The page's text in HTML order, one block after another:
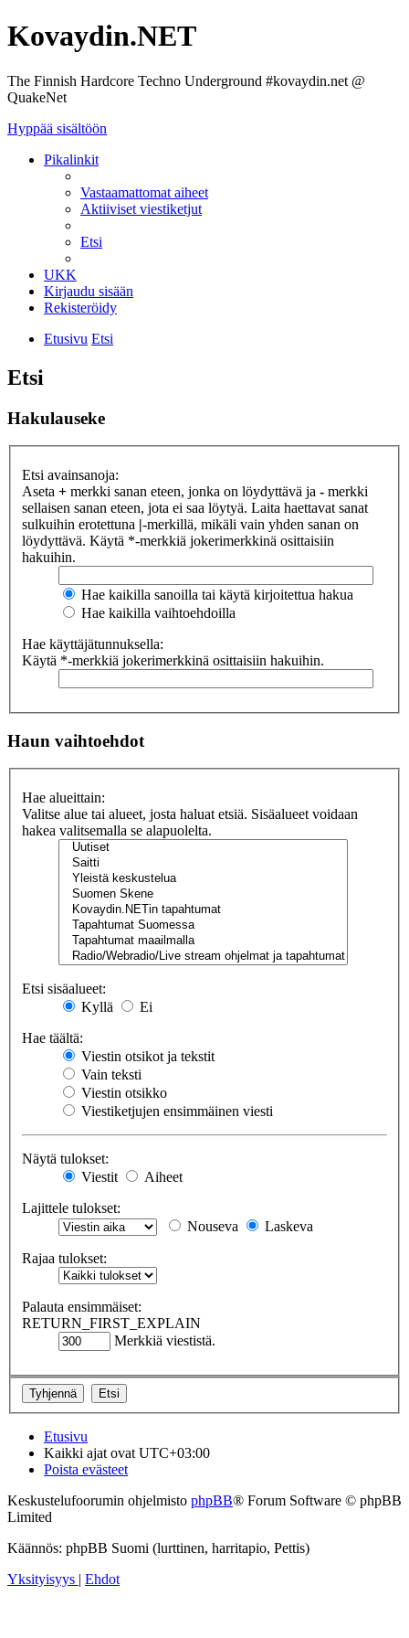
Kovaydin.NET
The Finnish Hardcore Techno Underground #kovaydin.net @
QuakeNet
Hyppää sisältöön
Pikalinkit
Vastaamattomat aiheet
Aktiiviset viestiketjut
Etsi
UKK
Kirjaudu sisään
Rekisteröidy
Etusivu Etsi
Etsi
Hakulauseke
Etsi avainsanoja:
Aseta + merkki sanan eteen, jonka on löydyttävä ja - merkki
sellaisen sanan eteen, jota ei saa löytyä. Laita haettavat sanat
sulkuihin erotettuna |-merkillä, mikäli vain yhden sanan on
löydyttävä. Käytä *-merkkiä jokerimerkkinä osittaisiin
hakuihin.
Hae kaikilla sanoilla tai käytä kirjoitettua hakua
Hae kaikilla vaihtoehdoilla
Hae käyttäjätunnuksella:
Käytä *-merkkiä jokerimerkkinä osittaisiin hakuihin.
Haun vaihtoehdot
Hae alueittain:
Valitse alue tai alueet, josta haluat etsiä. Sisäalueet voidaan
hakea valitsemalla se alapuolelta.
Etsi sisäalueet:
Kyllä
Ei
Hae täältä:
Viestin otsikot ja tekstit
Vain teksti
Viestin otsikko
Viestiketjujen ensimmäinen viesti
Näytä tulokset:
Viestit
Aiheet
Lajittele tulokset:
Nouseva
Laskeva
Rajaa tulokset:
Palauta ensimmäiset:
RETURN_FIRST_EXPLAIN
Merkkiä viestistä.
Etusivu
Kaikki ajat ovat UTC+03:00
Poista evästeet
Keskustelufoorumin ohjelmisto phpBB® Forum Software © phpBB
Limited
Käännös: phpBB Suomi (lurttinen, harritapio, Pettis)
Yksityisyys | Ehdot